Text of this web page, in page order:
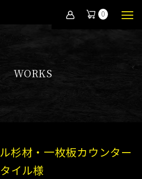
0
WORKS
杉材・一枚板カウンター
イル様